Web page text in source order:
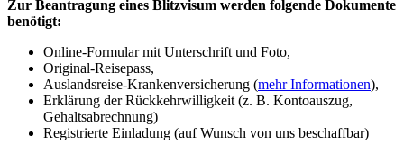
Zur Beantragung eines Blitzvisum werden folgende Dokumente
benötigt:
Online-Formular mit Unterschrift und Foto,
Original-Reisepass,
Auslandsreise-Krankenversicherung (mehr Informationen),
Erklärung der Rückkehrwilligkeit (z. B. Kontoauszug,
Gehaltsabrechnung)
Registrierte Einladung (auf Wunsch von uns beschaffbar)